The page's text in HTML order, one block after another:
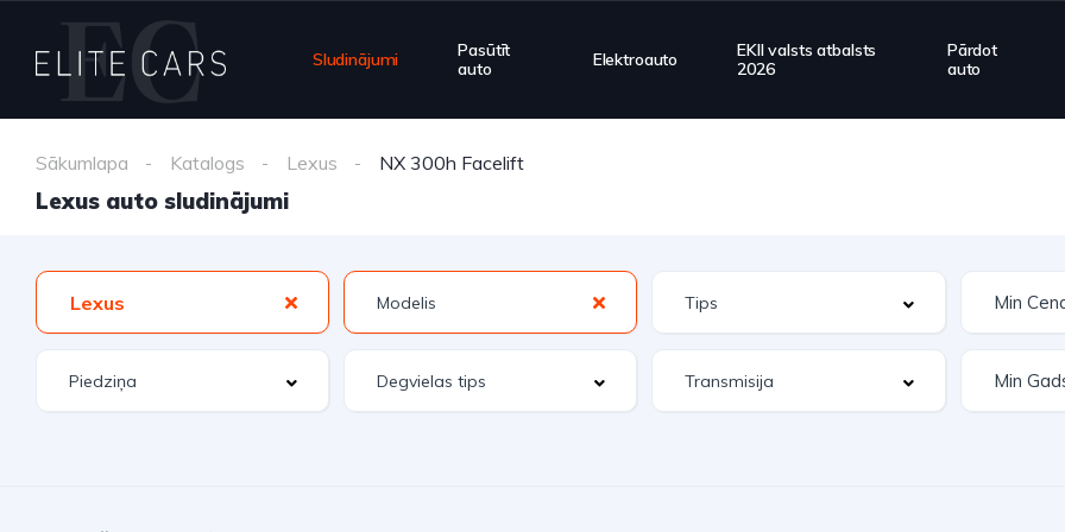
Sludinājumi
Pasūtīt
auto
Elektroauto
EKII valsts atbalsts
2026
Pārdot
auto
Sākumlapa Katalogs Lexus NX 300h Facelift
Lexus auto sludinājumi
Lexus